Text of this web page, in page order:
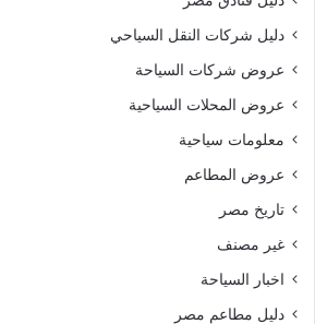
دليل شركات النقل السياحي
عروض شركات السياحة
عروض المحلات السياحية
معلومات سياحية
عروض المطاعم
تاريخ مصر
غير مصنف
اخبار السياحة
دليل مطاعم مصر